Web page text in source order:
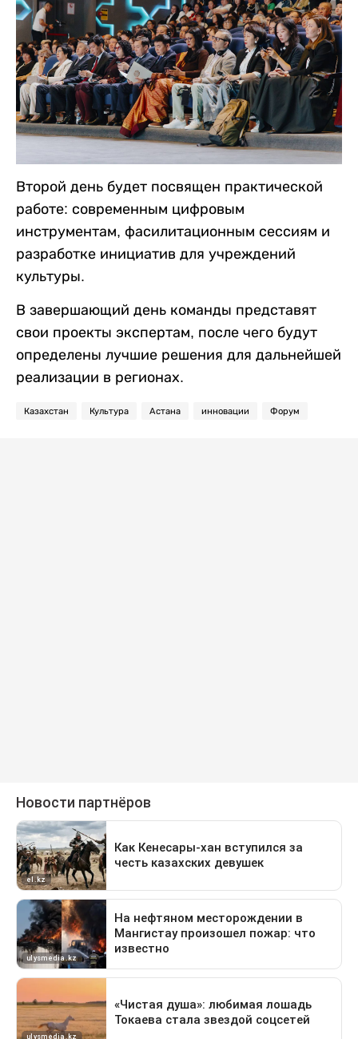
Второй день будет посвящен практической
работе: современным цифровым
инструментам, фасилитационным сессиям и
разработке инициатив для учреждений
культуры.
В завершающий день команды представят
свои проекты экспертам, после чего будут
определены лучшие решения для дальнейшей
реализации в регионах.
Казахстан Культура Астана инновации Форум